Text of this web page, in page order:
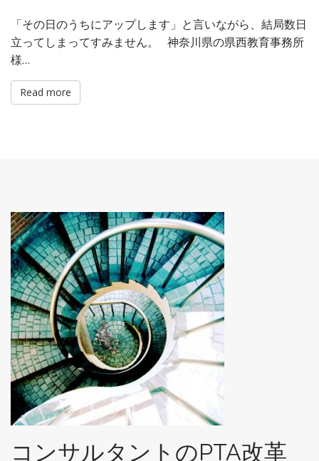
「その日のうちにアップします」と言いながら、結局数日
立ってしまってすみません。 神奈川県の県西教育事務所
様…
Read more
コンサルタントのPTA改革